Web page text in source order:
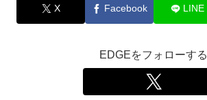
X Facebook LINE
EDGEをフォローする